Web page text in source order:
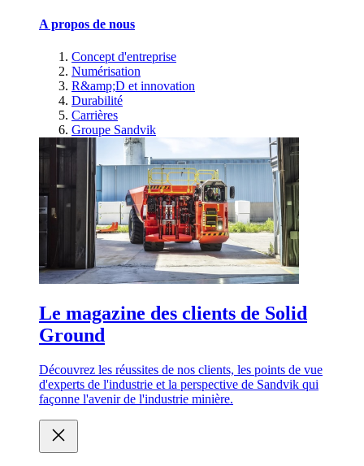
A propos de nous
Concept d'entreprise
Numérisation
R&amp;D et innovation
Durabilité
Carrières
Groupe Sandvik
Le magazine des clients de Solid
Ground
Découvrez les réussites de nos clients, les points de vue
d'experts de l'industrie et la perspective de Sandvik qui
façonne l'avenir de l'industrie minière.